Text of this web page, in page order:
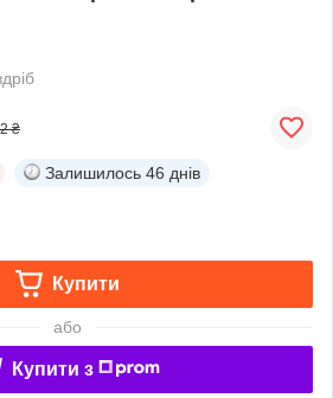
₴
Залишилось 46 днів
Купити
або
Купити з